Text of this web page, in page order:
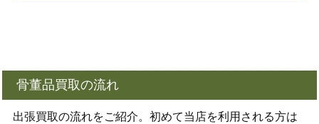
骨董品買取の流れ
出張買取の流れをご紹介。初めて当店を利用される方は